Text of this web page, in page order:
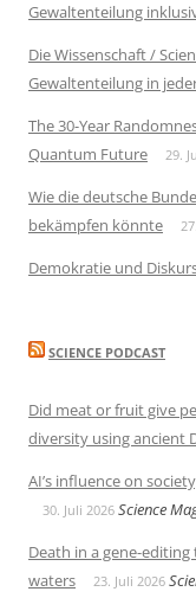
Gewaltenteilung
Die Wissenschaft /
Gewaltenteilung in
The 30-Year
Quantum Future
29.
Wie die deutsche
bekämpfen könnte
Demokratie und
SCIENCE PODCAST
Did meat or fruit give
diversity using ancient
AI’s influence on
30. Juli 2026 Science
Death in a gene-
waters
23. Juli 2026